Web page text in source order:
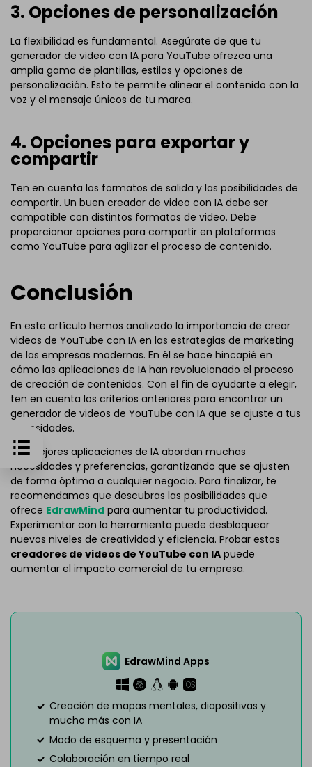
3. Opciones de personalización
La flexibilidad es fundamental. Asegúrate de que tu
generador de video con IA para YouTube ofrezca una
amplia gama de plantillas, estilos y opciones de
personalización. Esto te permite alinear el contenido con la
voz y el mensaje únicos de tu marca.
4. Opciones para exportar y
compartir
Ten en cuenta los formatos de salida y las posibilidades de
compartir. Un buen creador de video con IA debe ser
compatible con distintos formatos de video. Debe
proporcionar opciones para compartir en plataformas
como YouTube para agilizar el proceso de contenido.
Conclusión
En este artículo hemos analizado la importancia de crear
videos de YouTube con IA en las estrategias de marketing
de las empresas modernas. En él se hace hincapié en
cómo las aplicaciones de IA han revolucionado el proceso
de creación de contenidos. Con el fin de ayudarte a elegir,
ten en cuenta los criterios anteriores para encontrar un
generador de videos de YouTube con IA que se ajuste a tus
necesidades.
Las mejores aplicaciones de IA abordan muchas
necesidades y preferencias, garantizando que se ajusten
de forma óptima a cualquier negocio. Para finalizar, te
recomendamos que descubras las posibilidades que
ofrece EdrawMind para aumentar tu productividad.
Experimentar con la herramienta puede desbloquear
nuevos niveles de creatividad y eficiencia. Probar estos
creadores de videos de YouTube con IA puede
aumentar el impacto comercial de tu empresa.
EdrawMind Apps
Creación de mapas mentales, diapositivas y
mucho más con IA
Modo de esquema y presentación
Colaboración en tiempo real